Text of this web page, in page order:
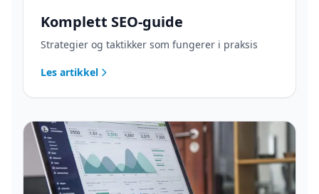
Komplett SEO-guide
Strategier og taktikker som fungerer i praksis
Les artikkel